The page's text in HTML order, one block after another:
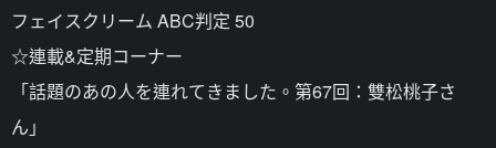
フェイスクリーム ABC判定 50
☆連載&定期コーナー
「話題のあの人を連れてきました。第67回：雙松桃子さ
ん」